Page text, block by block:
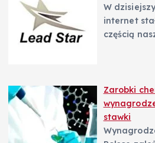
W
internet
częścią
Zarobki
stawki